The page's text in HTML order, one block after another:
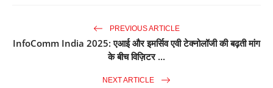
PREVIOUS ARTICLE
InfoComm India 2025: एआई और इमर्सिव एवी टेक्नोलॉजी की बढ़ती मांग
के बीच विज़िटर ...
NEXT ARTICLE